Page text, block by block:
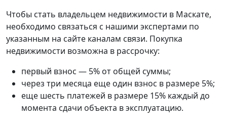
Чтобы стать владельцем недвижимости в Маскате,
необходимо связаться с нашими экспертами по
указанным на сайте каналам связи. Покупка
недвижимости возможна в рассрочку:
первый взнос — 5% от общей суммы;
через три месяца еще один взнос в размере 5%;
еще шесть платежей в размере 15% каждый до
момента сдачи объекта в эксплуатацию.